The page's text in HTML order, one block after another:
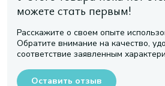
можете стать первым!
Расскажите о своем опыте
Обратите внимание на качество,
соответствие заявленным
Оставить отзыв